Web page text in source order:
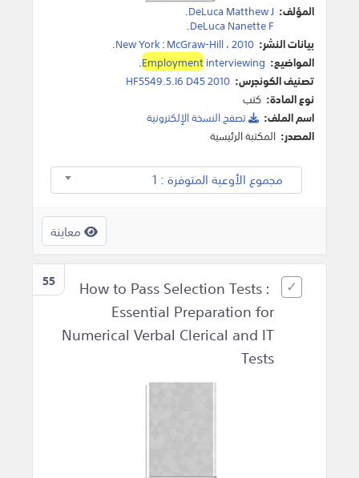
المؤلف: DeLuca Matthew J
.
DeLuca Nanette F
.
بيانات النشر:
New York:McGraw-Hill،2010
.
المواضيع:
Employmentinterviewing
.
تصنيف الكونجرس: HF5549.5.I6 D45 2010
نوع المادة: كتب
اسم الملف:
تصفح النسخة اﻹلكترونية
المصدر: المكتبة الرئيسية
مجموع الأوعية المتوفرة : 1
معاينة
55
How to Pass Selection Tests :
Essential Preparation for
Numerical Verbal Clerical and IT
Tests